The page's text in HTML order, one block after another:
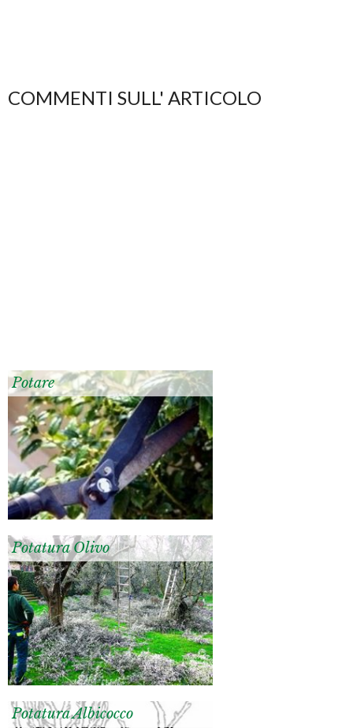
COMMENTI SULL' ARTICOLO
Potare
Potatura Olivo
Potatura Albicocco